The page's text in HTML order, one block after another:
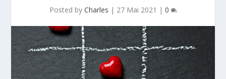
Posted by Charles | 27 Mai 2021 | 0